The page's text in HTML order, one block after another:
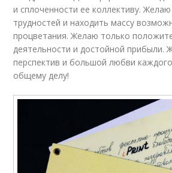
и сплоченности ее коллективу. Желаю
трудностей и находить массу
процветания. Желаю только
деятельности и достойной прибыли.
перспектив и большой любви
общему делу!